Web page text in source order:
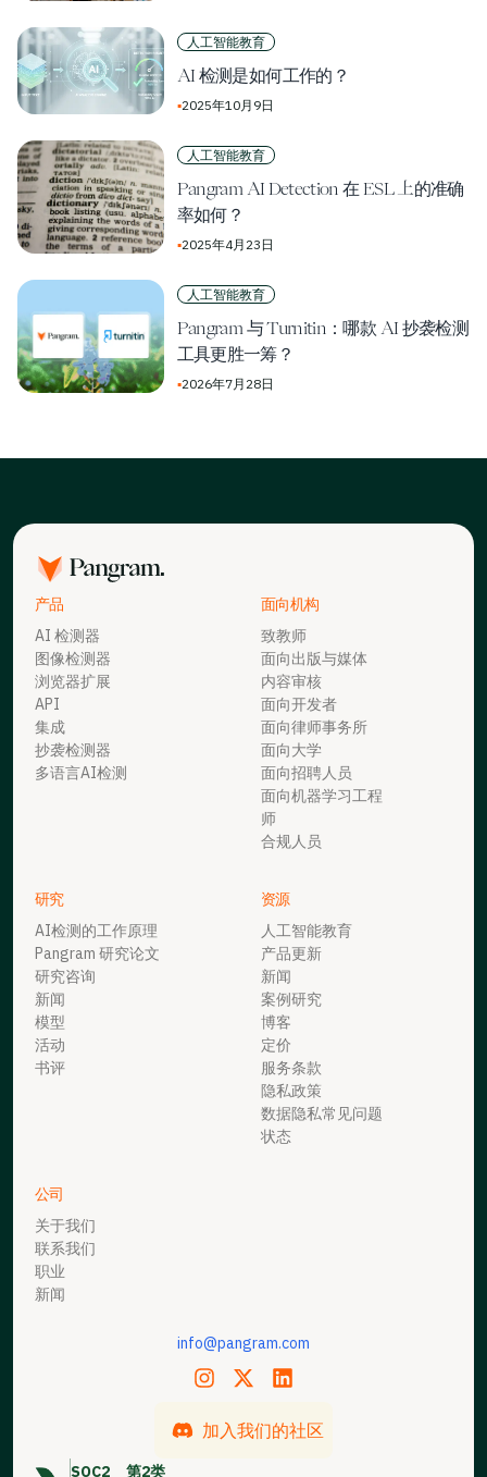
人工智能教育
AI 检测是如何工作的？
▪2025年10月9日
人工智能教育
Pangram AI Detection 在 ESL 上的准确
率如何？
▪2025年4月23日
人工智能教育
Pangram 与 Turnitin：哪款 AI 抄袭检测
工具更胜一筹？
▪2026年7月28日
产品
AI 检测器
图像检测器
浏览器扩展
API
集成
抄袭检测器
多语言AI检测
面向机构
致教师
面向出版与媒体
内容审核
面向开发者
面向律师事务所
面向大学
面向招聘人员
面向机器学习工程
师
合规人员
研究
AI检测的工作原理
Pangram 研究论文
研究咨询
新闻
模型
活动
书评
资源
人工智能教育
产品更新
新闻
案例研究
博客
定价
服务条款
隐私政策
数据隐私常见问题
状态
公司
关于我们
联系我们
职业
新闻
SOC2 第2类
info@pangram.com
加入我们的社区